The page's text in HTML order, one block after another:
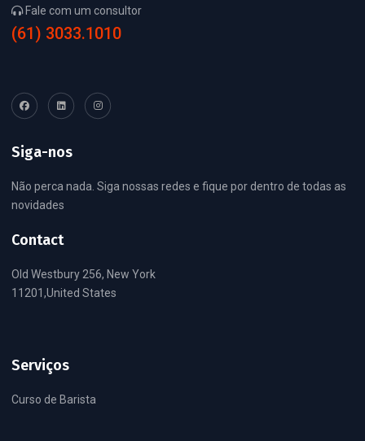
Fale com um consultor
(61) 3033.1010
Siga-nos
Não perca nada. Siga nossas redes e fique por dentro de todas as
novidades
Contact
Old Westbury 256, New York
11201,United States
Serviços
Curso de Barista